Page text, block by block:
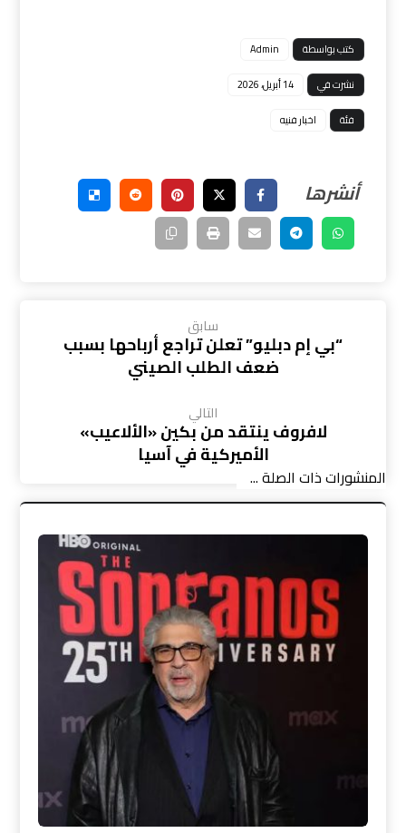
كتب بواسطة
Admin
نشرت في
14 أبريل، 2026
فئة
اخبار فنيه
سابق
“بي إم دبليو” تعلن تراجع أرباحها بسبب
ضعف الطلب الصيني
التالي
لافروف ينتقد من بكين «الألاعيب»
الأميركية في آسيا
المنشورات ذات الصلة ...